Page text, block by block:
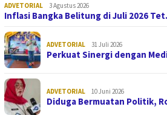
ADVETORIAL 3 Agustus 2026
Inflasi Bangka Belitung di Juli 2026
ADVETORIAL 31 Juli 2026
Perkuat Sinergi dengan
ADVETORIAL 10 Juni 2026
Diduga Bermuatan Politik,